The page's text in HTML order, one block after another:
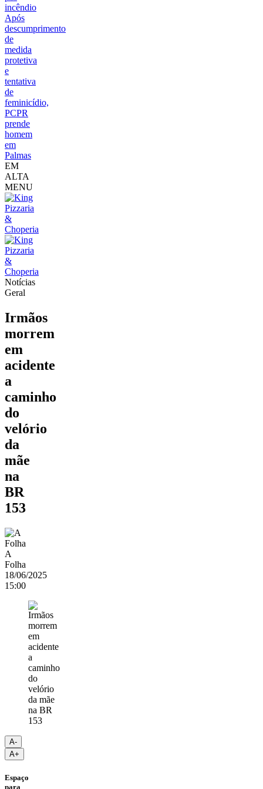
incêndio
Após
descumprimento
de
medida
protetiva
e
tentativa
de
feminicídio,
PCPR
prende
homem
em
Palmas
EM
ALTA
MENU
Notícias
Geral
Irmãos
morrem
em
acidente
a
caminho
do
velório
da
mãe
na
BR
153
A
Folha
18/06/2025
15:00
A-
A+
Espaço
para